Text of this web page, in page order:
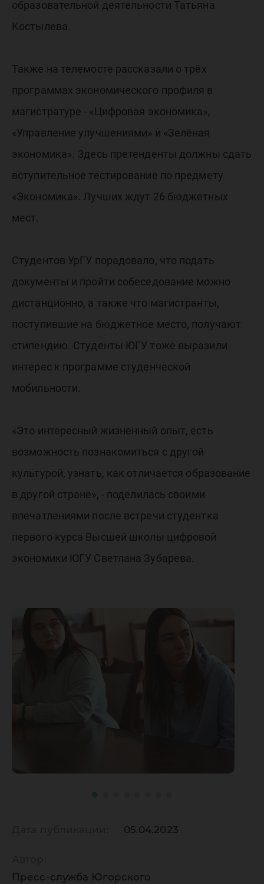
образовательной деятельности Татьяна
Костылева.
Также на телемосте рассказали о трёх
программах экономического профиля в
магистратуре - «Цифровая экономика»,
«Управление улучшениями» и «Зелёная
экономика». Здесь претенденты должны сдать
вступительное тестирование по предмету
«Экономика». Лучших ждут 26 бюджетных
мест.
Студентов УрГУ порадовало, что подать
документы и пройти собеседование можно
дистанционно, а также что магистранты,
поступившие на бюджетное место, получают
стипендию. Студенты ЮГУ тоже выразили
интерес к программе студенческой
мобильности.
«Это интересный жизненный опыт, есть
возможность познакомиться с другой
культурой, узнать, как отличается образование
в другой стране», - поделилась своими
впечатлениями после встречи студентка
первого курса Высшей школы цифровой
экономики ЮГУ Светлана Зубарева.
05.04.2023
Пресс-служба Югорского